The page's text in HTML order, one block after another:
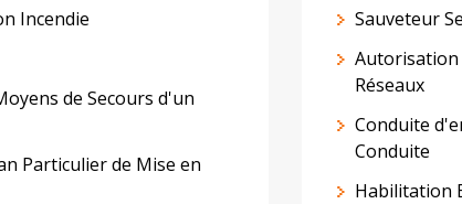
Incendie
de Secours d'un
Particulier de Mise en
Sauveteur
Autorisation
Réseaux
Conduite
Conduite
Habilitation